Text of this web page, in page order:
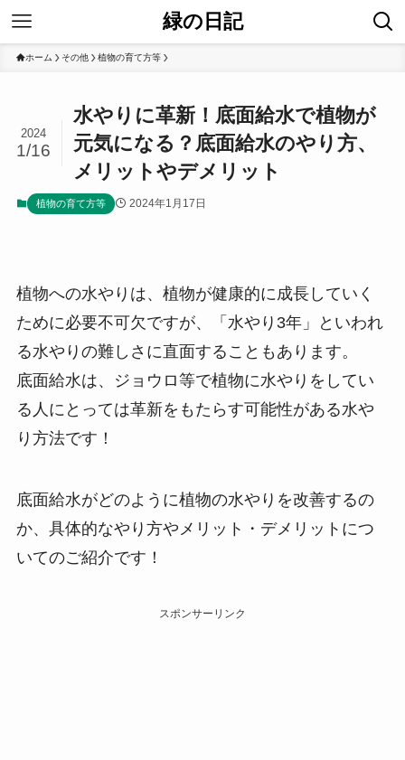
緑の日記
ホーム その他 植物の育て方等
水やりに革新！底面給水で植物が
元気になる？底面給水のやり方、
メリットやデメリット
2024
1/16
植物の育て方等 2024年1月17日
植物への水やりは、植物が健康的に成長していく
ために必要不可欠ですが、「水やり3年」といわれ
る水やりの難しさに直面することもあります。
底面給水は、ジョウロ等で植物に水やりをしてい
る人にとっては革新をもたらす可能性がある水や
り方法です！
底面給水がどのように植物の水やりを改善するの
か、具体的なやり方やメリット・デメリットにつ
いてのご紹介です！
スポンサーリンク